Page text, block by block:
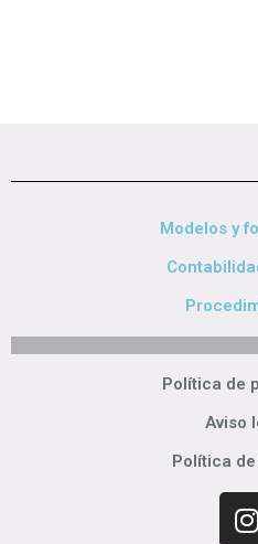
Modelos y
Política de
Aviso
Política